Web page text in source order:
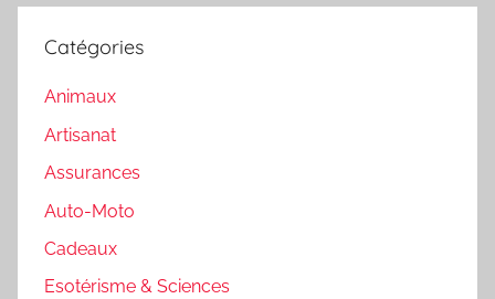
Catégories
Animaux
Artisanat
Assurances
Auto-Moto
Cadeaux
Esotérisme & Sciences